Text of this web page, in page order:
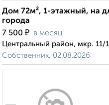
Дом 72м², 1-этажный, на
города
7 500 ₽ в месяц
Центральный район, мкр. 11/
Собственник, 02.08.2026